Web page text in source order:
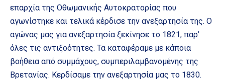
επαρχία της Οθωμανικής Αυτοκρατορίας που
αγωνίστηκε και τελικά κέρδισε την ανεξαρτησία της. Ο
αγώνας μας για ανεξαρτησία ξεκίνησε το 1821, παρ’
όλες τις αντιξοότητες. Τα καταφέραμε με κάποια
βοήθεια από συμμάχους, συμπεριλαμβανομένης της
Βρετανίας. Κερδίσαμε την ανεξαρτησία μας το 1830.